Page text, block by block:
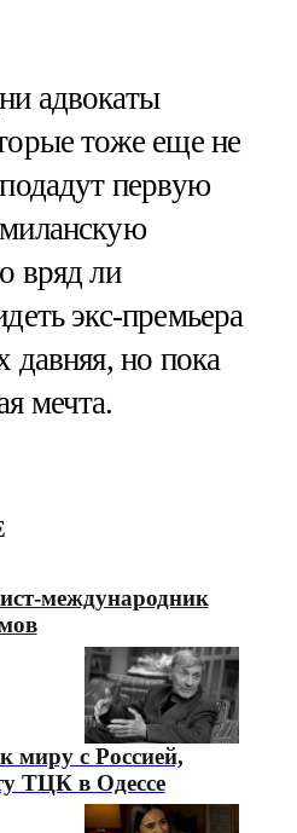
адвокаты
тоже еще не
первую
вряд ли
экс-премьера
давняя, но пока
мечта.
международник
миру с Россией,
ТЦК в Одессе